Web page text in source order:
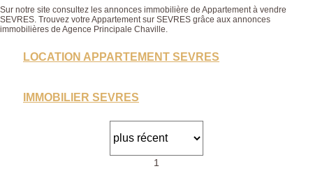
Sur notre site consultez les annonces immobilière de Appartement à vendre
SEVRES. Trouvez votre Appartement sur SEVRES grâce aux annonces
immobilières de Agence Principale Chaville.
LOCATION APPARTEMENT SEVRES
IMMOBILIER SEVRES
1